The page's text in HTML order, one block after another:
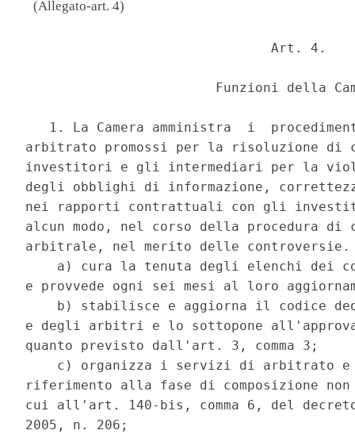
(Allegato-art. 4)
                               Art. 4.
Funzioni della
1. La Camera amministra  i
arbitrato promossi per la risoluzione
investitori e gli intermediari per la
degli obblighi di informazione,
nei rapporti contrattuali con gli
alcun modo, nel corso della procedura
arbitrale, nel merito delle
a) cura la tenuta degli elenchi dei
e provvede ogni sei mesi al loro
b) stabilisce e aggiorna il codice
e degli arbitri e lo sottopone
quanto previsto dall'art. 3, comma 3;
c) organizza i servizi di arbitrato
riferimento alla fase di composizione
cui all'art. 140-bis, comma 6, del
2005, n. 206;